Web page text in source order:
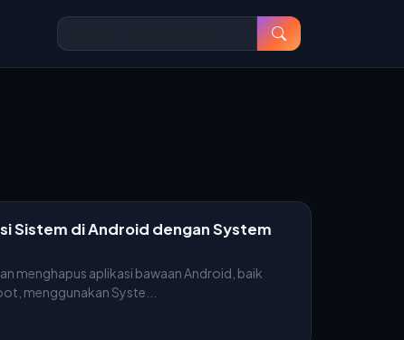
Sistem di Android dengan System
menghapus aplikasi bawaan Android, baik
menggunakan Syste...